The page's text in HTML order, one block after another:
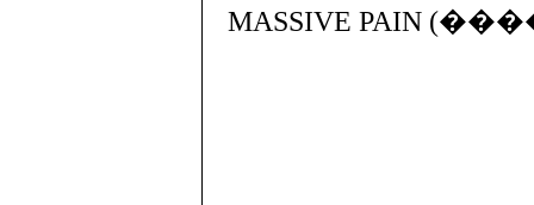
MASSIVE PAIN